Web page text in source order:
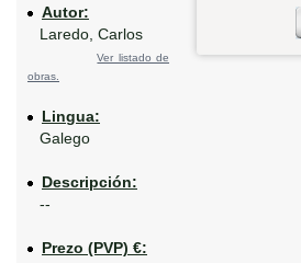
Autor:
Laredo, Carlos
Ver listado de
obras.
Lingua:
Galego
Descripción:
--
Prezo (PVP) €: